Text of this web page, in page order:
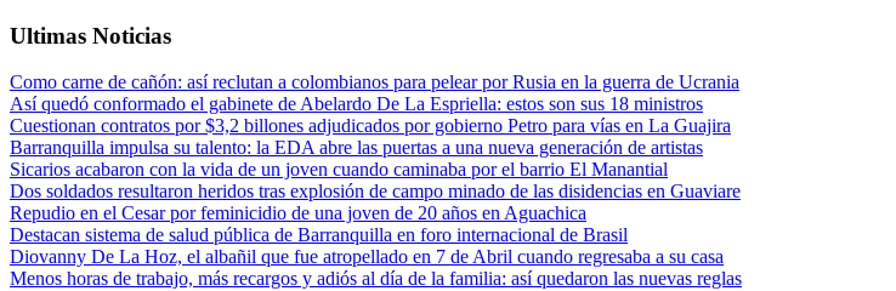
Ultimas Noticias
Como carne de cañón: así reclutan a colombianos para pelear por Rusia en la guerra de Ucrania
Así quedó conformado el gabinete de Abelardo De La Espriella: estos son sus 18 ministros
Cuestionan contratos por $3,2 billones adjudicados por gobierno Petro para vías en La Guajira
Barranquilla impulsa su talento: la EDA abre las puertas a una nueva generación de artistas
Sicarios acabaron con la vida de un joven cuando caminaba por el barrio El Manantial
Dos soldados resultaron heridos tras explosión de campo minado de las disidencias en Guaviare
Repudio en el Cesar por feminicidio de una joven de 20 años en Aguachica
Destacan sistema de salud pública de Barranquilla en foro internacional de Brasil
Diovanny De La Hoz, el albañil que fue atropellado en 7 de Abril cuando regresaba a su casa
Menos horas de trabajo, más recargos y adiós al día de la familia: así quedaron las nuevas reglas